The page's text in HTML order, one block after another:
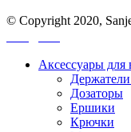
© Copyright 2020,
Аксессуары для
Дозаторы
Ершики
Крючки